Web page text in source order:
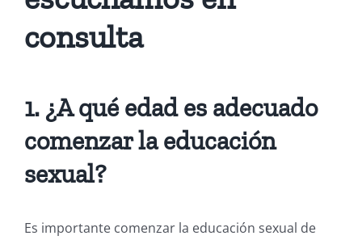
consulta
1. ¿A qué edad es adecuado
comenzar la educación
sexual?
Es importante comenzar la educación sexual de